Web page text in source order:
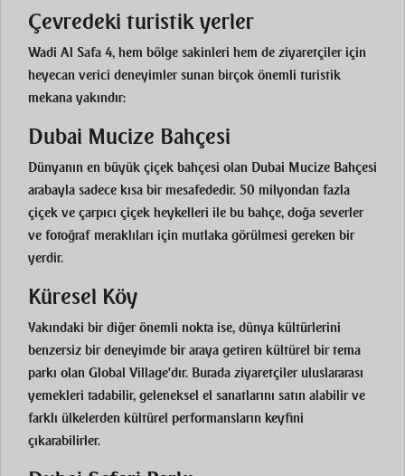
Çevredeki turistik yerler
Wadi Al Safa 4, hem bölge sakinleri hem de ziyaretçiler için
heyecan verici deneyimler sunan birçok önemli turistik
mekana yakındır:
Dubai Mucize Bahçesi
Dünyanın en büyük çiçek bahçesi olan Dubai Mucize Bahçesi
arabayla sadece kısa bir mesafededir. 50 milyondan fazla
çiçek ve çarpıcı çiçek heykelleri ile bu bahçe, doğa severler
ve fotoğraf meraklıları için mutlaka görülmesi gereken bir
yerdir.
Küresel Köy
Yakındaki bir diğer önemli nokta ise, dünya kültürlerini
benzersiz bir deneyimde bir araya getiren kültürel bir tema
parkı olan Global Village'dır. Burada ziyaretçiler uluslararası
yemekleri tadabilir, geleneksel el sanatlarını satın alabilir ve
farklı ülkelerden kültürel performansların keyfini
çıkarabilirler.